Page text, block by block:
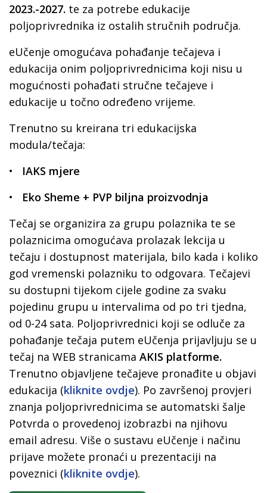
2023.-2027. te za potrebe edukacije
poljoprivrednika iz ostalih stručnih područja.
eUčenje omogućava pohađanje tečajeva i
edukacija onim poljoprivrednicima koji nisu u
mogućnosti pohađati stručne tečajeve i
edukacije u točno određeno vrijeme.
Trenutno su kreirana tri edukacijska
modula/tečaja:
• IAKS mjere
• Eko Sheme + PVP biljna proizvodnja
Tečaj se organizira za grupu polaznika te se
polaznicima omogućava prolazak lekcija u
tečaju i dostupnost materijala, bilo kada i koliko
god vremenski polazniku to odgovara. Tečajevi
su dostupni tijekom cijele godine za svaku
pojedinu grupu u intervalima od po tri tjedna,
od 0-24 sata. Poljoprivrednici koji se odluče za
pohađanje tečaja putem eUčenja prijavljuju se u
tečaj na WEB stranicama AKIS platforme.
Trenutno objavljene tečajeve pronađite u objavi
edukacija (kliknite ovdje). Po završenoj provjeri
znanja poljoprivrednicima se automatski šalje
Potvrda o provedenoj izobrazbi na njihovu
email adresu. Više o sustavu eUčenje i načinu
prijave možete pronaći u prezentaciji na
poveznici (kliknite ovdje).